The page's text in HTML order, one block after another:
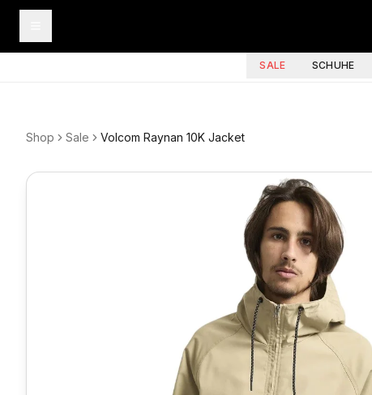
SALE SCHUHE
Shop Sale Volcom Raynan 10K Jacket